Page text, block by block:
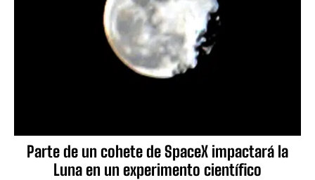
Parte de un cohete de SpaceX impactará la
Luna en un experimento científico